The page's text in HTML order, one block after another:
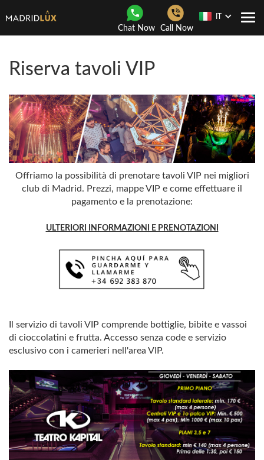
Chat Now Call Now
Riserva tavoli VIP
Offriamo la possibilità di prenotare tavoli VIP nei migliori
club di Madrid. Prezzi, mappe VIP e come effettuare il
pagamento e la prenotazione:
ULTERIORI INFORMAZIONI E PRENOTAZIONI
Il servizio di tavoli VIP comprende bottiglie, bibite e vassoi
di cioccolatini e frutta. Accesso senza code e servizio
esclusivo con i camerieri nell'area VIP.